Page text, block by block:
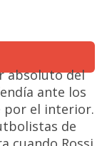
absoluto del
ante los
por el interior.
de